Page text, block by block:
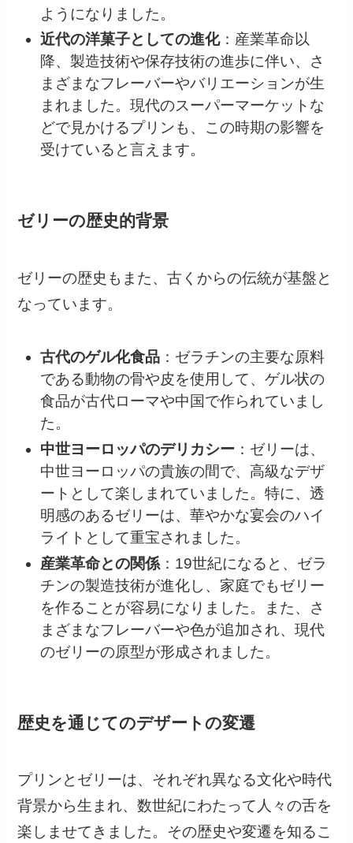
ようになりました。
近代の洋菓子としての進化：産業革命以
降、製造技術や保存技術の進歩に伴い、さ
まざまなフレーバーやバリエーションが生
まれました。現代のスーパーマーケットな
どで見かけるプリンも、この時期の影響を
受けていると言えます。
ゼリーの歴史的背景
ゼリーの歴史もまた、古くからの伝統が基盤と
なっています。
古代のゲル化食品：ゼラチンの主要な原料
である動物の骨や皮を使用して、ゲル状の
食品が古代ローマや中国で作られていまし
た。
中世ヨーロッパのデリカシー ：ゼリーは、
中世ヨーロッパの貴族の間で、高級なデザ
ートとして楽しまれていました。特に、透
明感のあるゼリーは、華やかな宴会のハイ
ライトとして重宝されました。
産業革命との関係：19世紀になると、ゼラ
チンの製造技術が進化し、家庭でもゼリー
を作ることが容易になりました。また、さ
まざまなフレーバーや色が追加され、現代
のゼリーの原型が形成されました。
歴史を通じてのデザートの変遷
プリンとゼリーは、それぞれ異なる文化や時代
背景から生まれ、数世紀にわたって人々の舌を
楽しませてきました。その歴史や変遷を知るこ